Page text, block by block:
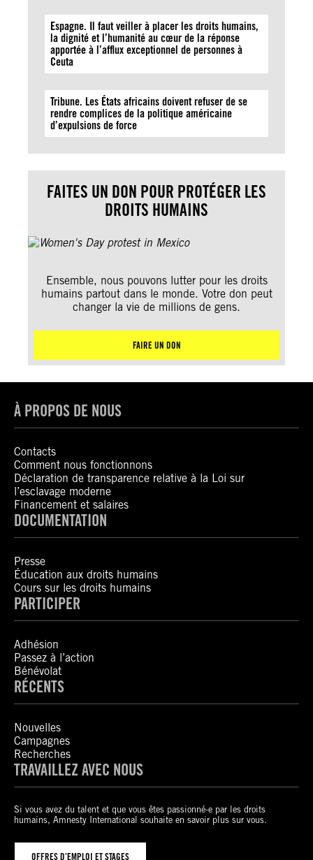
Espagne. Il faut veiller à placer les droits humains,
la dignité et l’humanité au cœur de la réponse
apportée à l’afflux exceptionnel de personnes à
Ceuta
Tribune. Les États africains doivent refuser de se
rendre complices de la politique américaine
d’expulsions de force
FAITES UN DON POUR PROTÉGER LES
DROITS HUMAINS
Ensemble, nous pouvons lutter pour les droits
humains partout dans le monde. Votre don peut
changer la vie de millions de gens.
FAIRE UN DON
À PROPOS DE NOUS
Contacts
Comment nous fonctionnons
Déclaration de transparence relative à la Loi sur
l’esclavage moderne
Financement et salaires
DOCUMENTATION
Presse
Éducation aux droits humains
Cours sur les droits humains
PARTICIPER
Adhésion
Passez à l’action
Bénévolat
RÉCENTS
Nouvelles
Campagnes
Recherches
TRAVAILLEZ AVEC NOUS
Si vous avez du talent et que vous êtes passionné-e par les droits
humains, Amnesty International souhaite en savoir plus sur vous.
OFFRES D’EMPLOI ET STAGES